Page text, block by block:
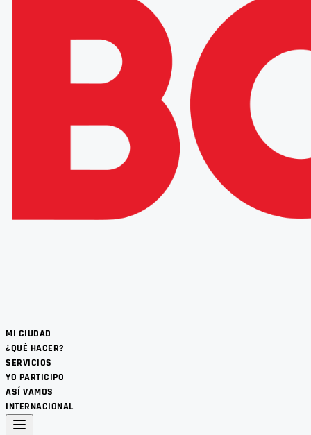
MI CIUDAD
¿QUÉ HACER?
SERVICIOS
YO PARTICIPO
ASÍ VAMOS
INTERNACIONAL